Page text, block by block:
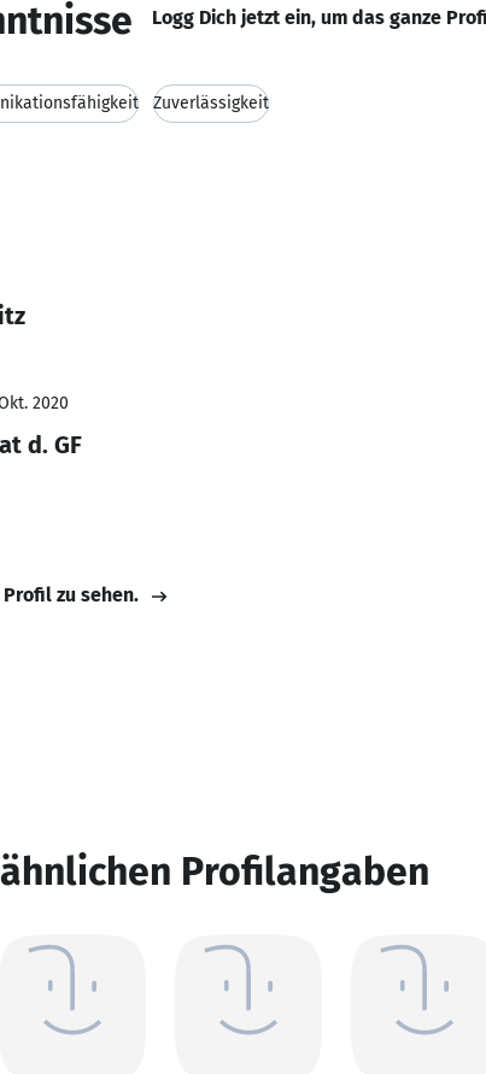
Logg Dich jetzt ein, um das ganze
Zuverlässigkeit
2020
d. GF
zu sehen.
Profilangaben